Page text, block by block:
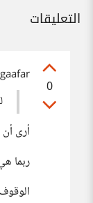
التعليقات
0
أرى
ربما